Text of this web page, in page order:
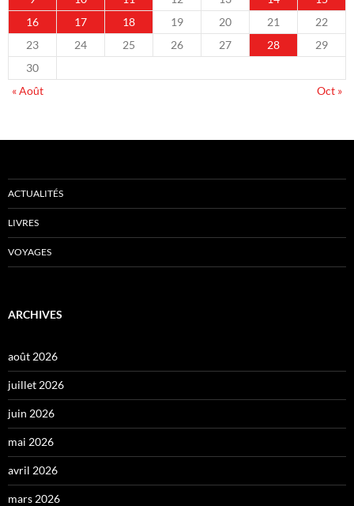
16
17 18 19 20 21
22
23
24 25 26 27 28
29
30
« Août
Oct »
ACTUALITÉS
LIVRES
VOYAGES
ARCHIVES
août 2026
juillet 2026
juin 2026
mai 2026
avril 2026
mars 2026